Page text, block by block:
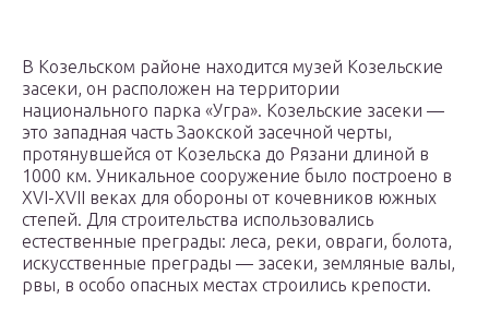
В Козельском районе находится музей Козельские
засеки, он расположен на территории
национального парка «Угра». Козельские засеки —
это западная часть Заокской засечной черты,
протянувшейся от Козельска до Рязани длиной в
1000 км. Уникальное сооружение было построено в
XVI-XVII веках для обороны от кочевников южных
степей. Для строительства использовались
естественные преграды: леса, реки, овраги, болота,
искусственные преграды — засеки, земляные валы,
рвы, в особо опасных местах строились крепости.